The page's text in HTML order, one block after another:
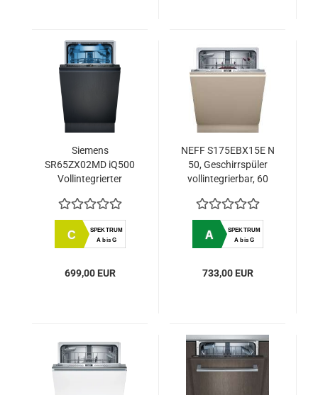
Siemens
SR65ZX02MD iQ500
Vollintegrierter
C
SPEKTRUM
A bis G
699,00 EUR
NEFF S175EBX15E N
50, Geschirrspüler
vollintegrierbar, 60
A
SPEKTRUM
A bis G
733,00 EUR